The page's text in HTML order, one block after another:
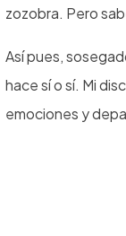
zozobra. Pero
Así pues,
hace sí o sí. Mi
emociones y